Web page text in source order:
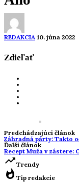
REDAKCIA 10. júna 2022
Zdieľať
Predchádzajúci článok
Záhradná párty: Takto
Ďalší článok
Recept Muža v zástere:
trending_upTrendy
whatshot Tip redakcie